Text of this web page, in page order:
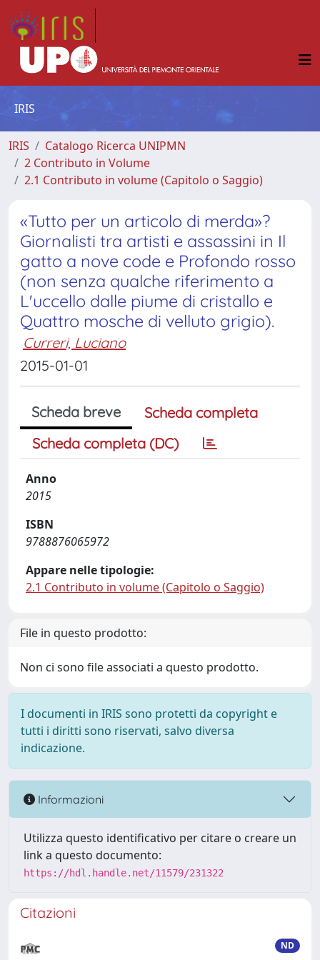
IRIS
IRIS
Catalogo Ricerca UNIPMN
2 Contributo in Volume
2.1 Contributo in volume (Capitolo o Saggio)
«Tutto per un articolo di merda»?
Giornalisti tra artisti e assassini in Il
gatto a nove code e Profondo rosso
(non senza qualche riferimento a
L'uccello dalle piume di cristallo e
Quattro mosche di velluto grigio).
Curreri, Luciano
2015-01-01
Scheda breve
Scheda completa
Scheda completa (DC)
Anno
2015
ISBN
9788876065972
Appare nelle tipologie:
2.1 Contributo in volume (Capitolo o Saggio)
File in questo prodotto:
Non ci sono file associati a questo prodotto.
I documenti in IRIS sono protetti da copyright e
tutti i diritti sono riservati, salvo diversa
indicazione.
Informazioni
Utilizza questo identificativo per citare o creare un
link a questo documento:
https://hdl.handle.net/11579/231322
Citazioni
ND